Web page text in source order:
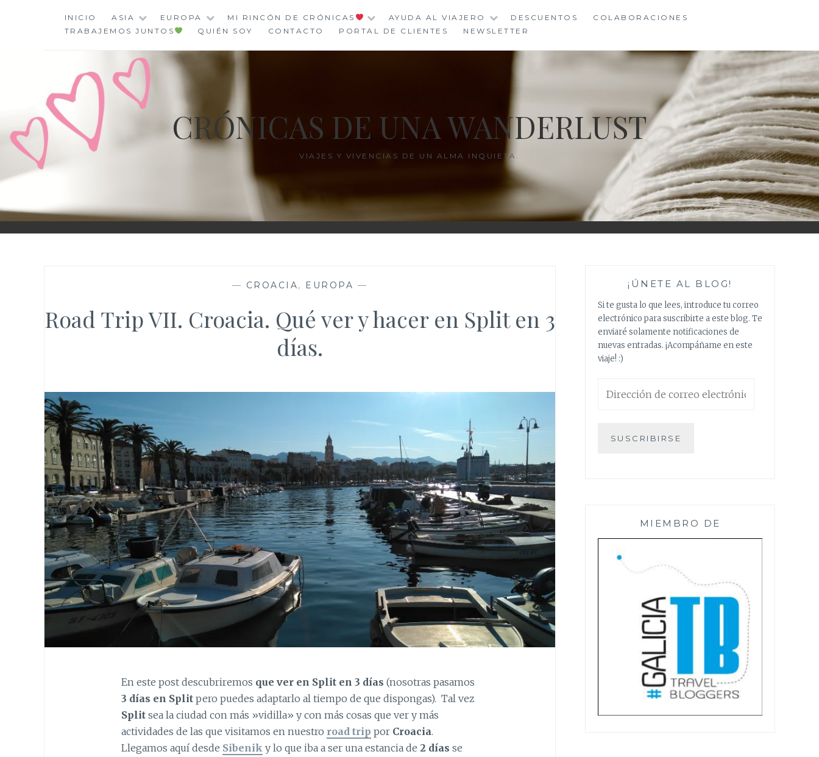
INICIO ASIA EUROPA MI RINCÓN DE CRÓNICAS AYUDA AL VIAJERO DESCUENTOS
COLABORACIONES
TRABAJEMOS JUNTOS
QUIÉN SOY CONTACTO PORTAL DE CLIENTES NEWSLETTER
CRÓNICAS DE UNA WANDERLUST
VIAJES Y VIVENCIAS DE UN ALMA INQUIETA.
— CROACIA, EUROPA —
Road Trip VII. Croacia. Qué ver y hacer en Split en 3
días.
En este post descubriremos que ver en Split en 3 días (nosotras pasamos
3 días en Splitpero puedes adaptarlo al tiempo de que dispongas). Tal vez
Splitsea la ciudad con más »vidilla» y con más cosas que ver y más
actividades de las que visitamos en nuestro road trip porCroacia.
Llegamos aquí desde Sibenik y lo que iba a ser una estancia de 2 días se
¡ÚNETE AL BLOG!
Si te gusta lo que lees, introduce tu correo
electrónico para suscribirte a este blog. Te
enviaré solamente notificaciones de
nuevas entradas. ¡Acompáñame en este
viaje! :)
de
SUSCRIBIRSE
MIEMBRO DE